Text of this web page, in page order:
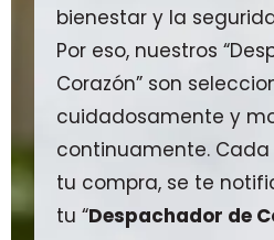
bienestar y la
Por eso, nuestros
Corazón” son
cuidadosamente y
continuamente. Cada
tu compra, se te
tu “Despachador de